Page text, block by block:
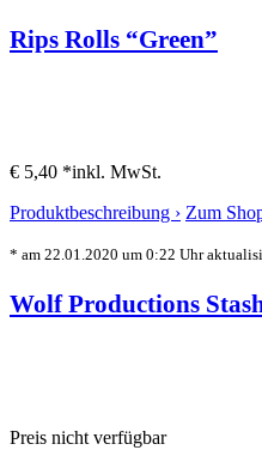
Rips Rolls “Green”
€ 5,40 *inkl. MwSt.
Produktbeschreibung › Zum
* am 22.01.2020 um 0:22 Uhr
Wolf Productions
Preis nicht verfügbar